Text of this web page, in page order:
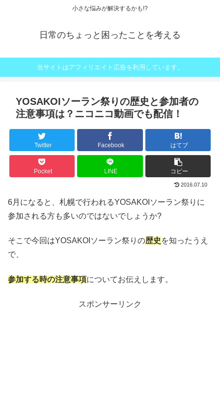
小さな悩みが解決するかも!?
日常のちょっと困ったことを考える
当サイトはアフィリエイト広告を利用しています。
YOSAKOIソーラン祭りの歴史と参加者の
注意事項は？ニコニコ動画でも配信！
Twitter Facebook はてブ
Pocket LINE コピー
2016.07.10
6月になると、札幌で行われるYOSAKOIソーラン祭りに
参加される方も多いのではないでしょうか?
そこで今回はYOSAKOIソーラン祭りの歴史 を知ったうえ
で、
参加する時の注意事項についてお伝えします。
スポンサーリンク